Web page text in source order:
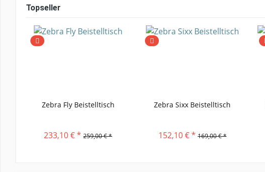
Topseller
Zebra Fly Beistelltisch
233,10 € * 259,00 € *
Zebra Sixx Beistelltisch
152,10 € * 169,00 € *